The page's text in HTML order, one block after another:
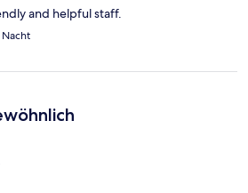
and helpful staff.